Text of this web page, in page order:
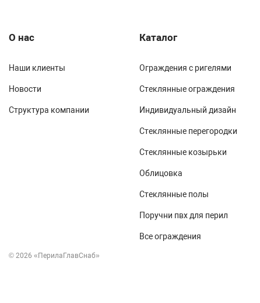
О нас
Наши клиенты
Новости
Структура компании
Каталог
Ограждения с ригелями
Стеклянные ограждения
Индивидуальный дизайн
Стеклянные перегородки
Стеклянные козырьки
Облицовка
Стеклянные полы
Поручни пвх для перил
Все ограждения
© 2026 «ПерилаГлавСнаб»